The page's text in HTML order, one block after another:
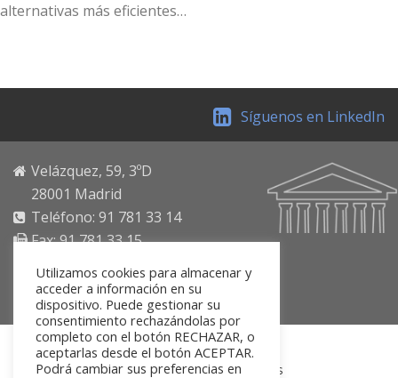
alternativas más eficientes…
Síguenos en LinkedIn
Velázquez, 59, 3ºD
28001 Madrid
Teléfono: 91 781 33 14
Fax: 91 781 33 15
Email: secretaria@fuinsa.org
https://www.fuinsa.org
Inicio Sobre nosotros Actividades
Utilizamos cookies para almacenar y
acceder a información en su
dispositivo. Puede gestionar su
consentimiento rechazándolas por
completo con el botón RECHAZAR, o
aceptarlas desde el botón ACEPTAR.
Podrá cambiar sus preferencias en